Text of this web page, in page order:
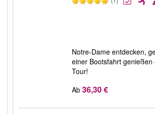
Notre-Dame entdecken,
einer Bootsfahrt
Tour!
Ab 36,30 €